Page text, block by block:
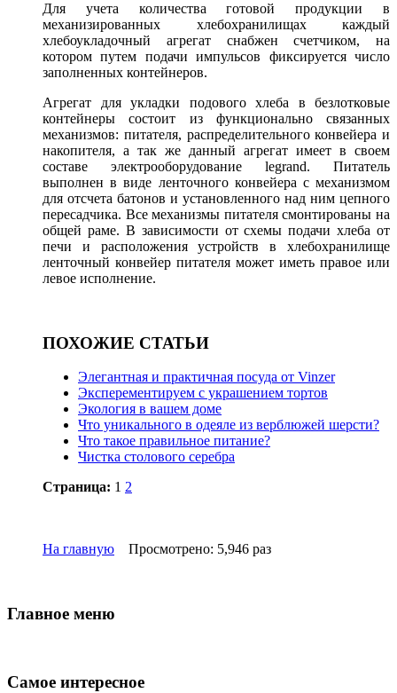
Для учета количества готовой продукции в
механизированных хлебохранилищах каждый
хлебоукладочный агрегат снабжен счетчиком, на
котором путем подачи импульсов фиксируется число
заполненных контейнеров.
Агрегат для укладки подового хлеба в безлотковые
контейнеры состоит из функционально связанных
механизмов: питателя, распределительного конвейера и
накопителя, а так же данный агрегат имеет в своем
составе электрооборудование legrand. Питатель
выполнен в виде ленточного конвейера с механизмом
для отсчета батонов и установленного над ним цепного
пересадчика. Все механизмы питателя смонтированы на
общей раме. В зависимости от схемы подачи хлеба от
печи и расположения устройств в хлебохранилище
ленточный конвейер питателя может иметь правое или
левое исполнение.
ПОХОЖИЕ СТАТЬИ
Элегантная и практичная посуда от Vinzer
Эксперементируем с украшением тортов
Экология в вашем доме
Что уникального в одеяле из верблюжей шерсти?
Что такое правильное питание?
Чистка столового серебра
Страница: 1 2
На главную Просмотрено: 5,946 раз
Главное меню
Самое интересное